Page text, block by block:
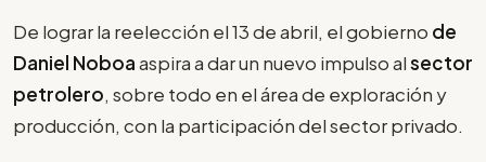
De lograr la reelección el 13 de abril, el gobierno de
Daniel Noboaaspira a dar un nuevo impulso alsector
petrolero, sobre todo en el área de exploración y
producción, con la participación del sector privado.